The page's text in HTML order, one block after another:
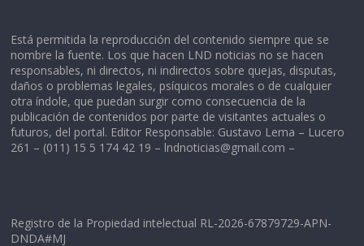
Está permitida la reproducción del contenido siempre que se
nombre la fuente. Los que hacen LND noticias no se hacen
responsables, ni directos, ni indirectos sobre quejas, disputas,
daños o problemas legales, psíquicos morales o de cualquier
otra índole, que puedan surgir como consecuencia de la
publicación de contenidos por parte de visitantes actuales o
futuros, del portal. Editor Responsable: Gustavo Lema – Lucero
261 – (011) 15 5 174 42 19 – lndnoticias@gmail.com –
Registro de la Propiedad intelectual RL-2026-67879729-APN-
DNDA#MJ